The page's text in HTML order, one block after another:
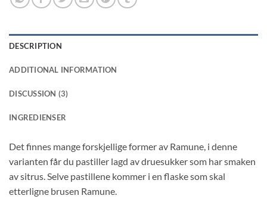
DESCRIPTION
ADDITIONAL INFORMATION
DISCUSSION (3)
INGREDIENSER
Det finnes mange forskjellige former av Ramune, i denne
varianten får du pastiller lagd av druesukker som har smaken
av sitrus. Selve pastillene kommer i en flaske som skal
etterligne brusen Ramune.